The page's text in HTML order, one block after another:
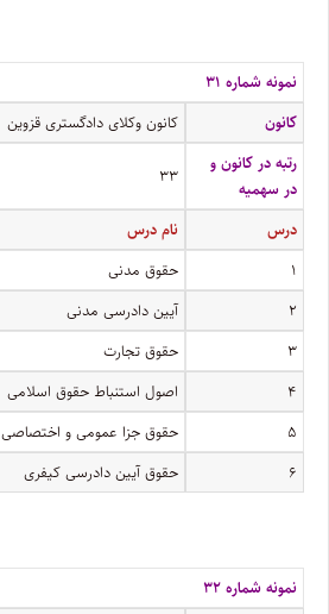
نمونه شماره ۳۱
کانون
کانون وکلای دادگستری قزوین
رتبه در کانون و
در سهمیه
۳۳
درس
نام درس
۱
حقوق مدنی
۲
آیین دادرسی مدنی
۳
حقوق تجارت
۴
اصول استنباط حقوق اسلامی
۵
حقوق جزا عمومی و اختصاصی
۶
حقوق آیین دادرسی کیفری
نمونه شماره ۳۲